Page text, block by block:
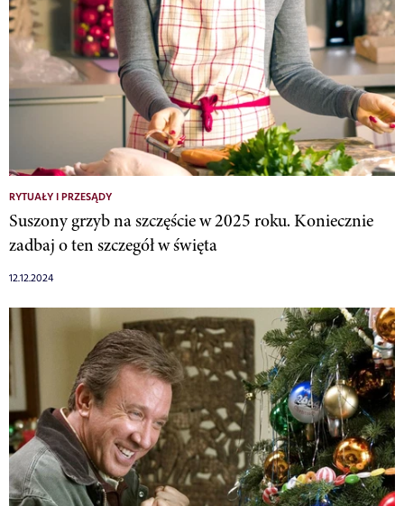
RYTUAŁY I PRZESĄDY
Suszony grzyb na szczęście w 2025 roku. Koniecznie
zadbaj o ten szczegół w święta
12.12.2024